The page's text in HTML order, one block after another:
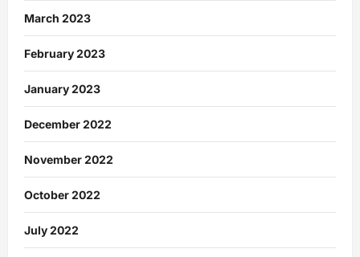
March 2023
February 2023
January 2023
December 2022
November 2022
October 2022
July 2022